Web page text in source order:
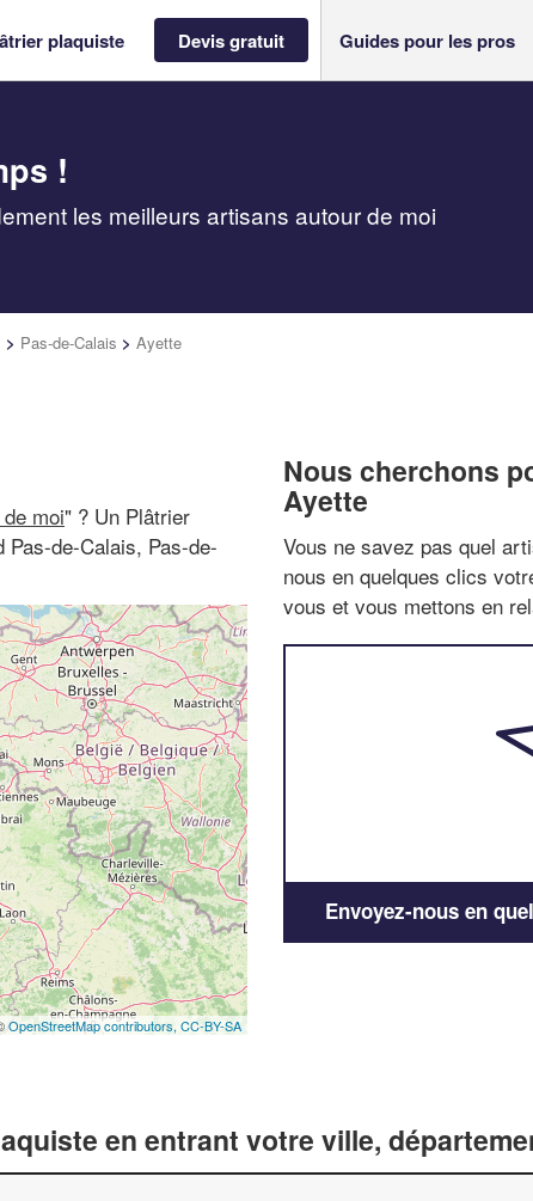
plaquiste Devis gratuit Guides pour les pros
!
les meilleurs artisans autour de moi
> Pas-de-Calais > Ayette
moi" ? Un Plâtrier
de-Calais, Pas-de-
OpenStreetMap contributors, CC-BY-SA
Nous cherchons
Ayette
Vous ne savez pas quel
nous en quelques clics
vous et vous mettons en
Envoyez-nous en
en entrant votre ville,